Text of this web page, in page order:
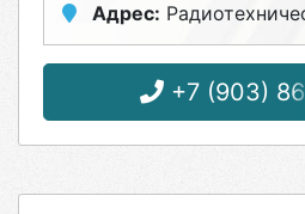
Адрес:
+7 (903)